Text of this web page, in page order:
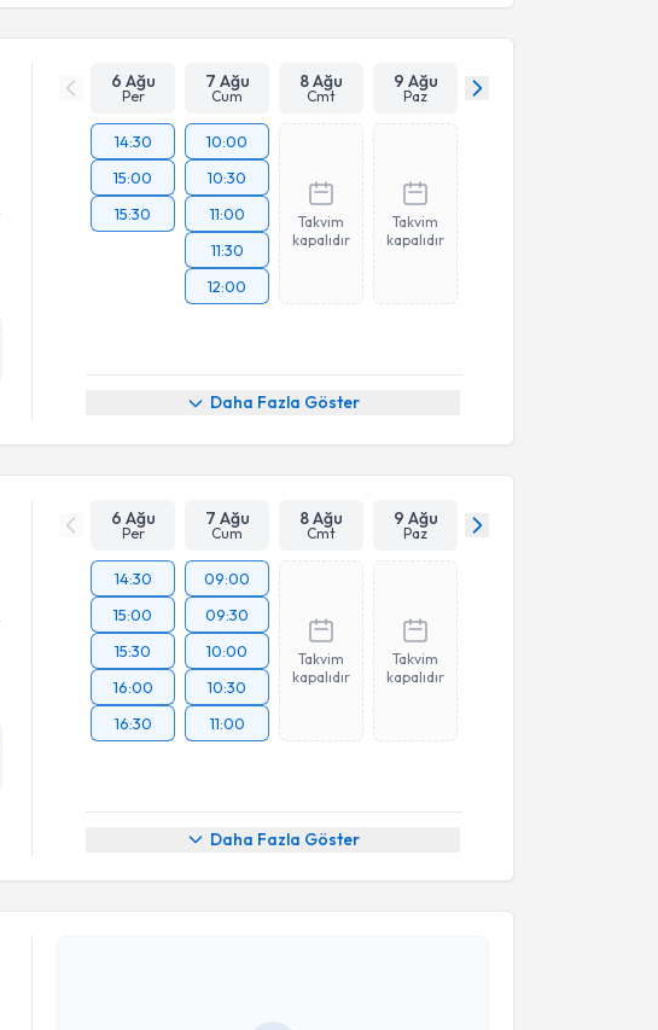
6 Ağu
Per
7 Ağu
Cum
8 Ağu
Cmt
9 Ağu
Paz
14:30
15:00
15:30
10:00
10:30
11:00
11:30
12:00
Takvim
kapalıdır
Takvim
kapalıdır
Daha Fazla Göster
6 Ağu
Per
7 Ağu
Cum
8 Ağu
Cmt
9 Ağu
Paz
14:30
15:00
15:30
16:00
16:30
09:00
09:30
10:00
10:30
11:00
Takvim
kapalıdır
Takvim
kapalıdır
Daha Fazla Göster
Randevu Takvimi Talebi
Yrd. Doç. Dr. Ozan Ganiüsmen